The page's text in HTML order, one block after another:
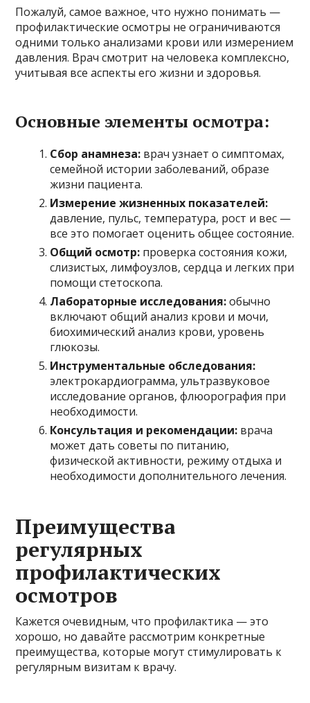
Пожалуй, самое важное, что нужно понимать —
профилактические осмотры не ограничиваются
одними только анализами крови или измерением
давления. Врач смотрит на человека комплексно,
учитывая все аспекты его жизни и здоровья.
Основные элементы осмотра:
Сбор анамнеза: врач узнает о симптомах,
семейной истории заболеваний, образе
жизни пациента.
Измерение жизненных показателей:
давление, пульс, температура, рост и вес —
все это помогает оценить общее состояние.
Общий осмотр: проверка состояния кожи,
слизистых, лимфоузлов, сердца и легких при
помощи стетоскопа.
Лабораторные исследования:обычно
включают общий анализ крови и мочи,
биохимический анализ крови, уровень
глюкозы.
Инструментальные обследования:
электрокардиограмма, ультразвуковое
исследование органов, флюорография при
необходимости.
Консультация и рекомендации: врача
может дать советы по питанию,
физической активности, режиму отдыха и
необходимости дополнительного лечения.
Преимущества
регулярных
профилактических
осмотров
Кажется очевидным, что профилактика — это
хорошо, но давайте рассмотрим конкретные
преимущества, которые могут стимулировать к
регулярным визитам к врачу.